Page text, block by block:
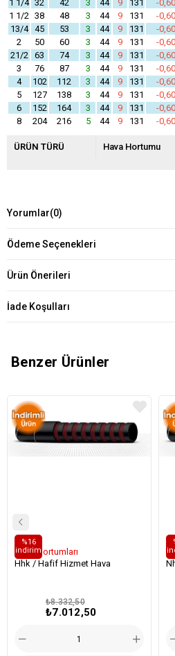
1 1/4 32 42 3 44 9 131 -0,60
1 1/2 38 48 3 44 9 131 -0,60
13/4
45 53 3 44 9 131 -0,60
2
50 60 3 44 9 131 -0,60
21/2
63 74 3 44 9 131 -0,60
3
76 87 3 44 9 131 -0,60
4
102 112 3 44 9 131 -0,60
5
127 138 3 44 9 131 -0,60
6
152 164 3 44 9 131 -0,60
8
204 216 5 44 9 131 -0,60
ÜRÜN TÜRÜ Hava Hortumu
Yorumlar(0)
Ödeme Seçenekleri
Ürün Önerileri
İade Koşulları
Benzer Ürünler
Hava Hortumları
Hhk / Hafif Hizmet Hava
₺7.012,50
₺8.332,50
%16
i̇ndirim